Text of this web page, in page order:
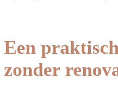
Een
zonder